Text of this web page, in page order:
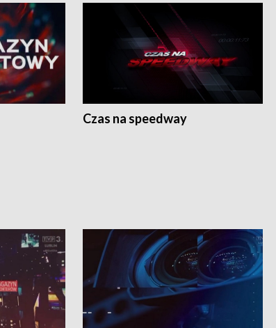
Czas na speedway